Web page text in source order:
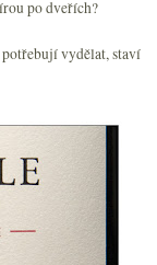
po dveřích?
vydělat, staví